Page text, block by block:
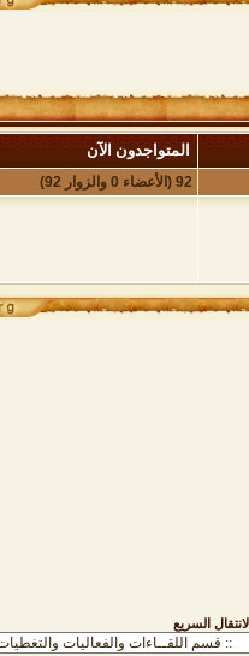
المتواجدون الآن
92 (الأعضاء 0 والزوار 92)
السريع